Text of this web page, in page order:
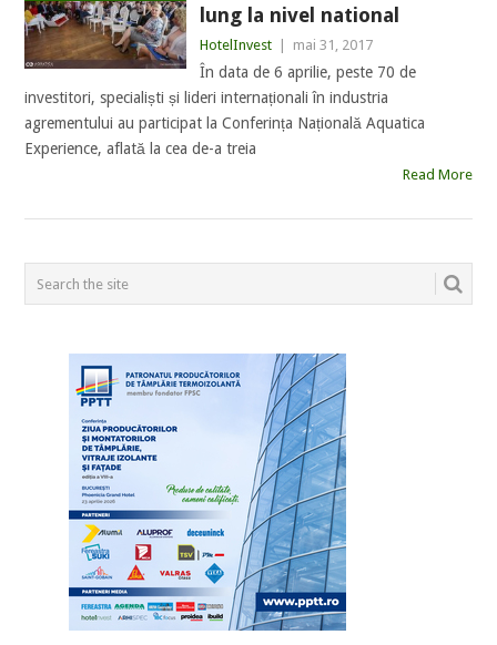
lung la nivel national
HotelInvest mai 31, 2017
În data de 6 aprilie, peste 70 de
investitori, specialiști și lideri internaționali în industria
agrementului au participat la Conferința Națională Aquatica
Experience, aflată la cea de-a treia
Read More
POSTS
NAVIGATION